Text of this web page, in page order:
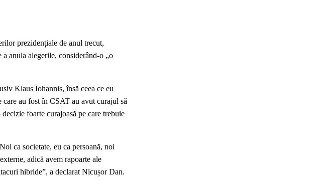
prezidențiale de anul trecut,
anula alegerile, considerând-o „o
Klaus Iohannis, însă ceea ce eu
care au fost în CSAT au avut curajul să
foarte curajoasă pe care trebuie
ca societate, eu ca persoană, noi
adică avem rapoarte ale
hibride”, a declarat Nicușor Dan.